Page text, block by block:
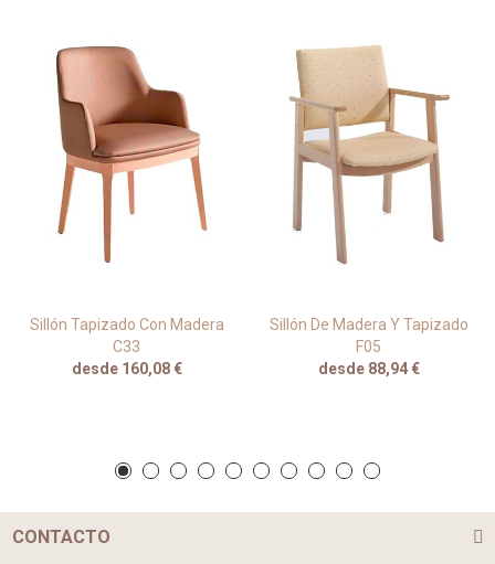
Sillón Tapizado Con Madera
C33
desde 160,08 €
Sillón De Madera Y Tapizado
F05
desde 88,94 €
CONTACTO